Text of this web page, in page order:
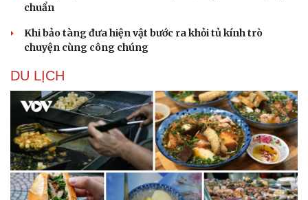
chuẩn
Khi bảo tàng đưa hiện vật bước ra khỏi tủ kính trò
chuyện cùng công chúng
DU LỊCH